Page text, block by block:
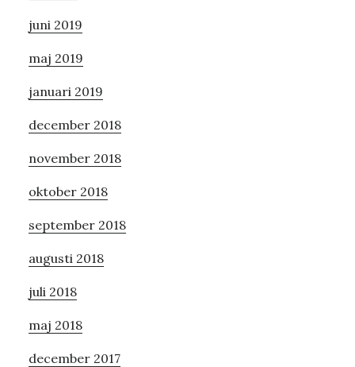
juni 2019
maj 2019
januari 2019
december 2018
november 2018
oktober 2018
september 2018
augusti 2018
juli 2018
maj 2018
december 2017